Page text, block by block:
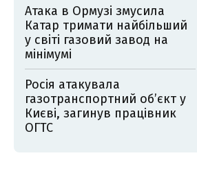
Атака в Ормузі змусила
Катар тримати найбільший
у світі газовий завод на
мінімумі
Росія атакувала
газотранспортний об’єкт у
Києві, загинув працівник
ОГТС